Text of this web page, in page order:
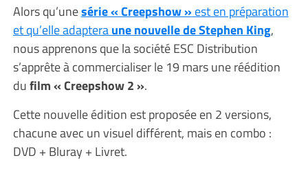
Alors qu’unesérie « Creepshow »est en préparation
et qu’elle adapteraune nouvelle de Stephen King,
nous apprenons que la société ESC Distribution
s’apprête à commercialiser le 19 mars une réédition
dufilm « Creepshow 2 ».
Cette nouvelle édition est proposée en 2 versions,
chacune avec un visuel différent, mais en combo :
DVD + Bluray + Livret.